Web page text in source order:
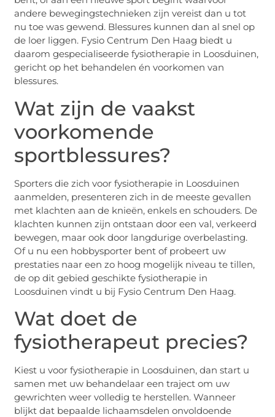
andere bewegingstechnieken zijn vereist dan u tot
nu toe was gewend. Blessures kunnen dan al snel op
de loer liggen. Fysio Centrum Den Haag biedt u
daarom gespecialiseerde fysiotherapie in Loosduinen,
gericht op het behandelen én voorkomen van
blessures.
Wat zijn de vaakst
voorkomende
sportblessures?
Sporters die zich voor fysiotherapie in Loosduinen
aanmelden, presenteren zich in de meeste gevallen
met klachten aan de knieën, enkels en schouders. De
klachten kunnen zijn ontstaan door een val, verkeerd
bewegen, maar ook door langdurige overbelasting.
Of u nu een hobbysporter bent of probeert uw
prestaties naar een zo hoog mogelijk niveau te tillen,
de op dit gebied geschikte fysiotherapie in
Loosduinen vindt u bij Fysio Centrum Den Haag.
Wat doet de
fysiotherapeut precies?
Kiest u voor fysiotherapie in Loosduinen, dan start u
samen met uw behandelaar een traject om uw
gewrichten weer volledig te herstellen. Wanneer
blijkt dat bepaalde lichaamsdelen onvoldoende